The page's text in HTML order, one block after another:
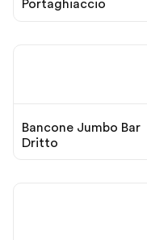
Portaghiaccio
Bancone Jumbo Bar
Dritto